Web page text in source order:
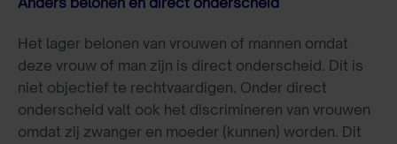
Het lager belonen van vrouwen of mannen omdat
deze vrouw of man zijn is direct onderscheid. Dit is
niet objectief te rechtvaardigen. Onder direct
onderscheid valt ook het discrimineren van vrouwen
omdat zij zwanger en moeder (kunnen) worden. Dit